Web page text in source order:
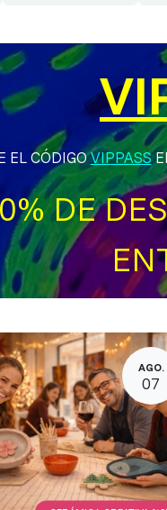
EL CÓDIGOVIPPASS
DE
AGO.
07